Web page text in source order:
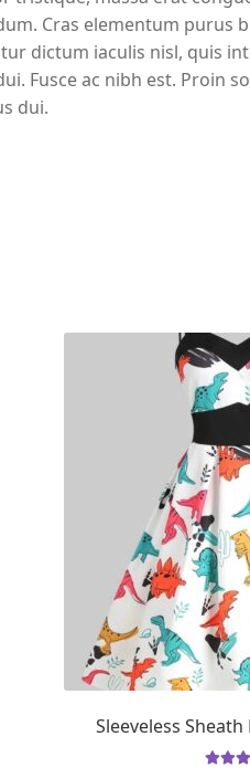
Cras elementum purus
dictum iaculis nisl, quis
Fusce ac nibh est. Proin
dui.
Sleeveless